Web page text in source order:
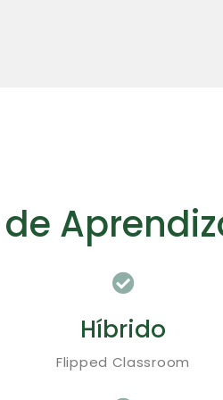
Híbrido
Flipped Classroom